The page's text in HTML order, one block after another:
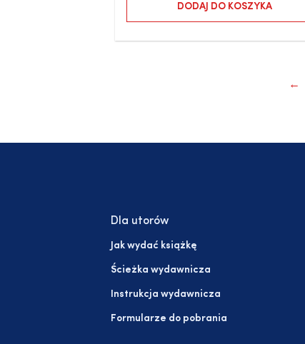
DODAJ DO KOSZYKA
←
Dla utorów
Jak wydać książkę
Ścieżka wydawnicza
Instrukcja wydawnicza
Formularze do pobrania